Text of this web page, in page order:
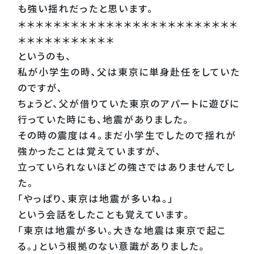
も強い揺れだったと思います。
＊＊＊＊＊＊＊＊＊＊＊＊＊＊＊＊＊＊＊＊＊＊＊＊＊
＊＊＊＊＊＊＊＊＊＊＊
というのも、
私が小学生の時、父は東京に単身赴任をしていた
のですが、
ちょうど、父が借りていた東京のアパートに遊びに
行っていた時にも、地震がありました。
その時の震度は４。まだ小学生でしたので揺れが
強かったことは覚えていますが、
立っていられないほどの強さではありませんでし
た。
「やっぱり、東京は地震が多いね。」
という会話をしたことも覚えています。
「東京は地震が多い。大きな地震は東京で起こ
る。」という根拠のない意識がありました。